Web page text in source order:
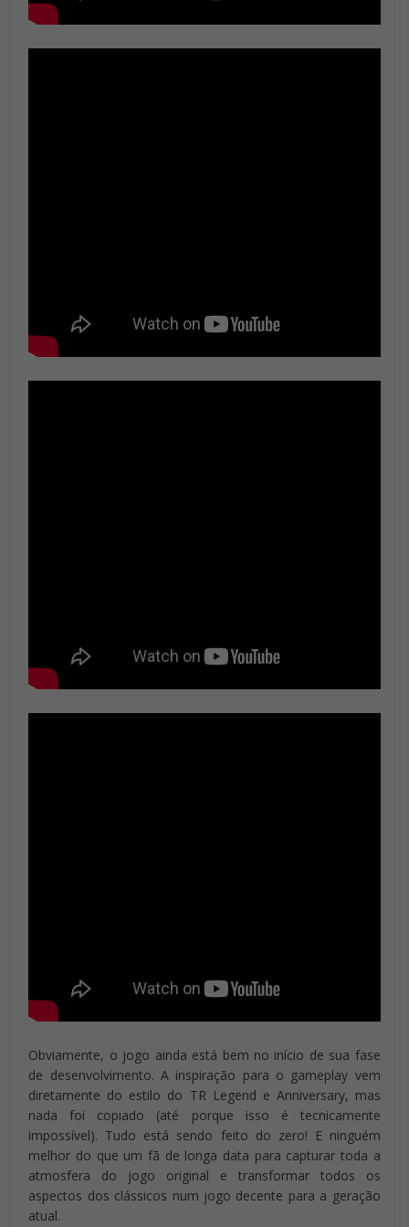
Obviamente, o jogo ainda está bem no início de sua fase
de desenvolvimento. A inspiração para o gameplay vem
diretamente do estilo do TR Legend e Anniversary, mas
nada foi copiado (até porque isso é tecnicamente
impossível). Tudo está sendo feito do zero! E ninguém
melhor do que um fã de longa data para capturar toda a
atmosfera do jogo original e transformar todos os
aspectos dos clássicos num jogo decente para a geração
atual.